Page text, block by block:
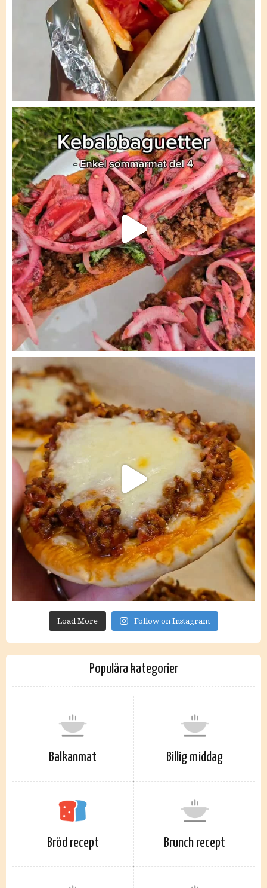
Load More Follow on Instagram
Populära kategorier
Balkanmat Billig middag
Bröd recept Brunch recept